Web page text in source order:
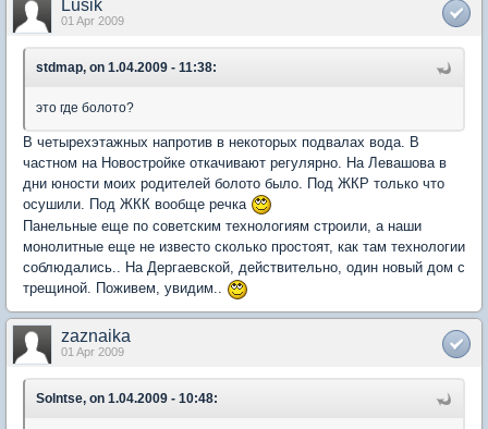
Lusik
01 Apr 2009
stdmap, on 1.04.2009 - 11:38:
это где болото?
В четырехэтажных напротив в некоторых подвалах вода. В
частном на Новостройке откачивают регулярно. На Левашова в
дни юности моих родителей болото было. Под ЖКР только что
осушили. Под ЖКК вообще речка
Панельные еще по советским технологиям строили, а наши
монолитные еще не известо сколько простоят, как там технологии
соблюдались.. На Дергаевской, действительно, один новый дом с
трещиной. Поживем, увидим..
zaznaika
01 Apr 2009
Solntse, on 1.04.2009 - 10:48: